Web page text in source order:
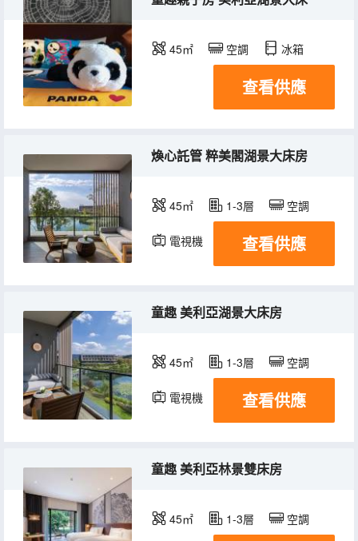
45㎡ 空調 冰箱
查看供應
煥心託管 粹美閣湖景大床房
45㎡ 1-3層 空調
電視機 冰箱
查看供應
童趣 美利亞湖景大床房
45㎡ 1-3層 空調
電視機 冰箱
查看供應
童趣 美利亞林景雙床房
45㎡ 1-3層 空調